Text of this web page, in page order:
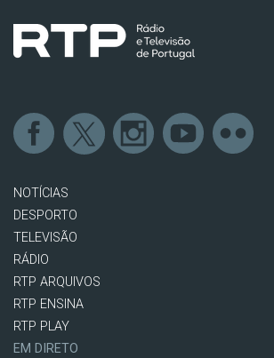
NOTÍCIAS
DESPORTO
TELEVISÃO
RÁDIO
RTP ARQUIVOS
RTP ENSINA
RTP PLAY
EM DIRETO